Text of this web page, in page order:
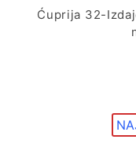
Ćuprija 32-